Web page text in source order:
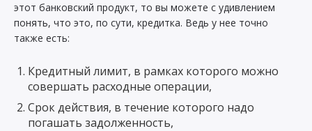
этот банковский продукт, то вы можете с удивлением
понять, что это, по сути, кредитка. Ведь у нее точно
также есть:
Кредитный лимит, в рамках которого можно
совершать расходные операции,
Срок действия, в течение которого надо
погашать задолженность,